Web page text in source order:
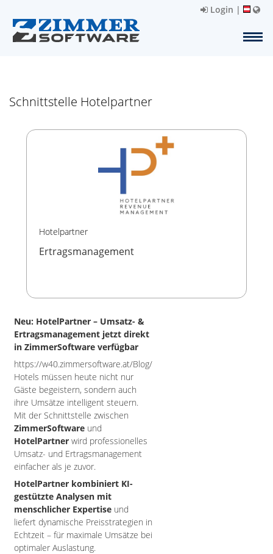
Login |
Schnittstelle Hotelpartner
Hotelpartner
Ertragsmanagement
Neu: HotelPartner – Umsatz- &
Ertragsmanagement jetzt direkt
in ZimmerSoftware verfügbar
https://w40.zimmersoftware.at/Blog/
Hotels müssen heute nicht nur
Gäste begeistern, sondern auch
ihre Umsätze intelligent steuern.
Mit der Schnittstelle zwischen
ZimmerSoftware und
HotelPartner wird professionelles
Umsatz- und Ertragsmanagement
einfacher als je zuvor.
HotelPartner kombiniert KI-
gestützte Analysen mit
menschlicher Expertise und
liefert dynamische Preisstrategien in
Echtzeit – für maximale Umsätze bei
optimaler Auslastung.